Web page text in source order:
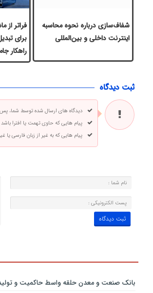
شفاف‌سازی درباره نحوه محاسبه
اینترنت داخلی و بین‌المللی
فراتر
برای
راهکار
ثبت دیدگاه
دیدگاه های ارسال شده توسط شما،
پیام هایی که حاوی تهمت یا افترا
پیام هایی که به غیر از زبان فارسی یا
بانك صنعت و معدن حلقه واسط حاكمیت و